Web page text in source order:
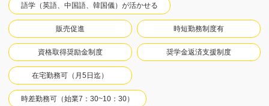
語学（英語、中国語、韓国儀）が活かせる
販売促進 時短勤務制度有
資格取得奨励金制度 奨学金返済支援制度
在宅勤務可（月5日迄）
時差勤務可（始業7：30~10：30）